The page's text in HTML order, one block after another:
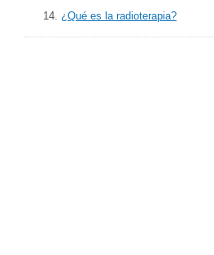
¿Qué es la radioterapia?